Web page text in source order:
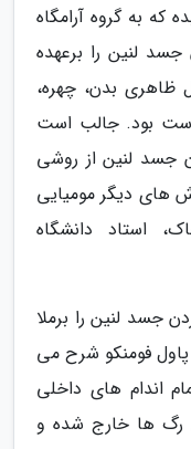
که به گروه آرامگاه
لنین را برعهده
ظاهری بدن، چهره،
بود. جالب است
جسد لنین از روشی
های دیگر مومیایی
استاد دانشگاه
جسد لنین را برملا
پاول فومنکو شرح می
اندام های داخلی
رگ ها خارج شده و